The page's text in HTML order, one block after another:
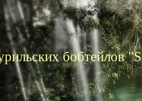
бобтейлов